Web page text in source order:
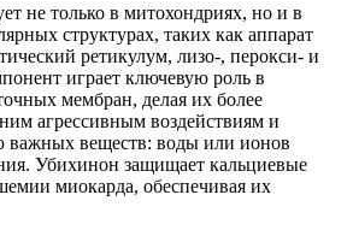
не только в митохондриях, но и в
структурах, таких как аппарат
ретикулум, лизо-, перокси- и
играет ключевую роль в
мембран, делая их более
агрессивным воздействиям и
важных веществ: воды или ионов
Убихинон защищает кальциевые
миокарда, обеспечивая их